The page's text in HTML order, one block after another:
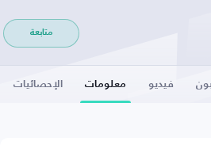
متابعة
فيديو معلومات الإحصائيات